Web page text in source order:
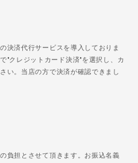
決済代行サービスを導入しておりま
"クレジットカード決済"を選択し、カ
い。当店の方で決済が確認できまし
負担とさせて頂きます。お振込名義